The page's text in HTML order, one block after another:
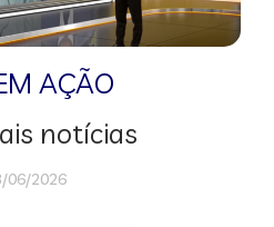
AÇÃO
notícias
06/2026